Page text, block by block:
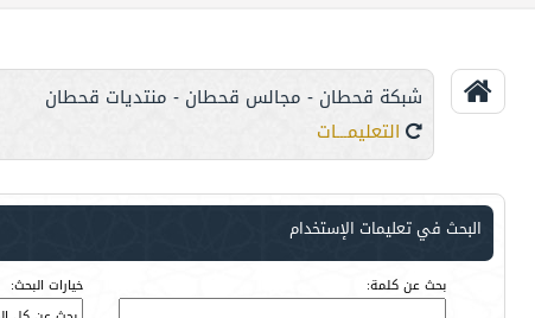
شبكة قحطان - مجالس قحطان - منتديات قحطان
التعليمـــات
البحث في تعليمات الإستخدام
بحث عن كلمة: خيارات البحث: